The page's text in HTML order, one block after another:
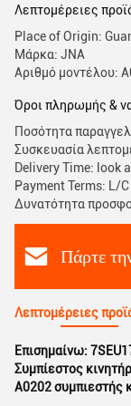
Λεπτομέρειες
Place of Origin:
Μάρκα: JNA
Αριθμό μοντέλου:
Όροι πληρωμής &
Ποσότητα
Συσκευασία
Delivery Time: look
Payment Terms: L/
Δυνατότητα
Πάρτε
Λεπτομέρειες
Επισημαίνω:
Συμπίεστος
A0202 συμπιεστής